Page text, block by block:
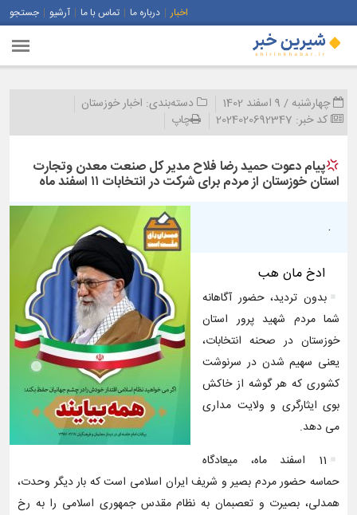
اخبار درباره ما تماس با ما آرشیو جستجو
چهارشنبه / 9 اسفند 1402 دسته‌بندی: اخبار خوزستان
کد خبر: 2024020692347 چاپ
پیام دعوت حمید رضا فلاح مدیر کل صنعت معدن وتجارت
استان خوزستان از مردم برای شرکت در انتخابات ۱۱ اسفند ماه
.
              به نام خدا
بدون تردید، حضور آگاهانه
شما مردم شهید پرور استان
خوزستان در صحنه انتخابات،
یعنی سهیم شدن در سرنوشت
کشوری که هر گوشه از خاکش
بوی ایثارگری و ولایت مداری
می دهد.
11 اسفند ماه، میعادگاه
حماسه حضور مردم بصیر و شریف ایران اسلامی است که بار دیگر وحدت،
همدلی، بصیرت و تعصبمان به نظام مقدس جمهوری اسلامی را به رخ